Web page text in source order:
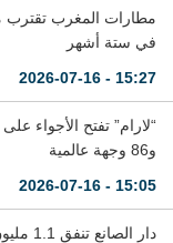
في ستة أشهر
15:27 - 2026-07-16
و86 وجهة عالمية
15:05 - 2026-07-16
دار